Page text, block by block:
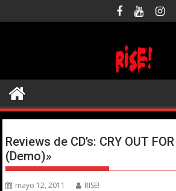
al
Reviews de CD’s: CRY OUT
(Demo)»
mayo 12, 2011 RISE!